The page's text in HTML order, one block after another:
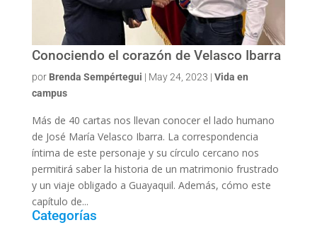
Conociendo el corazón de Velasco Ibarra
por Brenda Sempértegui | May 24, 2023 | Vida en
campus
Más de 40 cartas nos llevan conocer el lado humano
de José María Velasco Ibarra. La correspondencia
íntima de este personaje y su círculo cercano nos
permitirá saber la historia de un matrimonio frustrado
y un viaje obligado a Guayaquil. Además, cómo este
capítulo de...
Categorías